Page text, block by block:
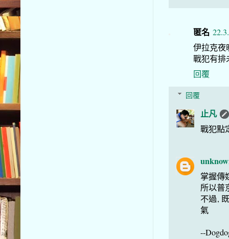
匿名
伊拉克夜
戰犯有排
回覆
回覆
止凡
戰犯點
掌握傳
所以普
不過,
氣
--